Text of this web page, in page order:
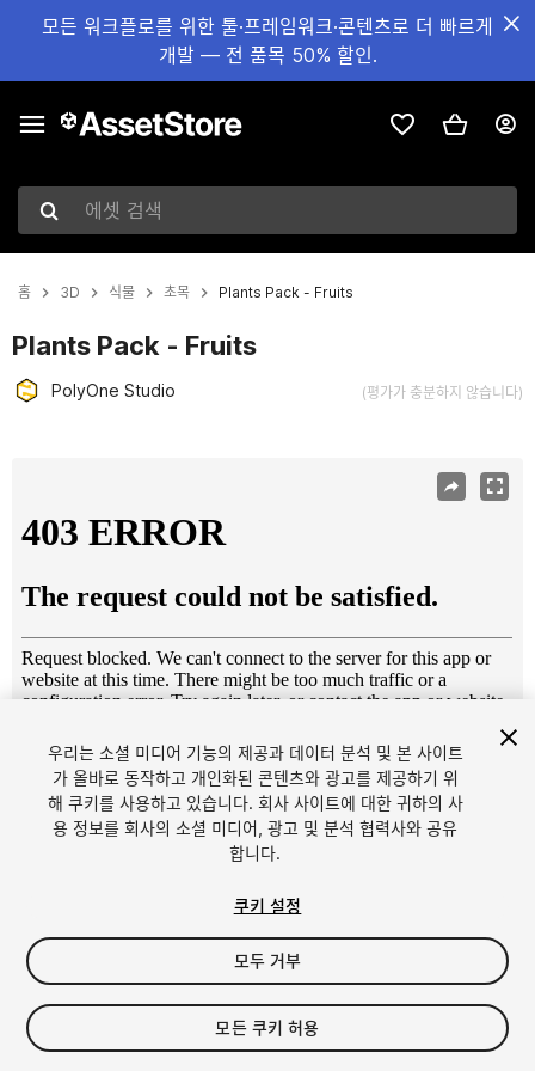
모든 워크플로를 위한 툴·프레임워크·콘텐츠로 더 빠르게
개발 — 전 품목 50% 할인.
에셋 검색
홈 3D 식물 초목 Plants Pack - Fruits
Plants Pack - Fruits
PolyOne Studio (평가가 충분하지 않습니다)
1/12
$14.80
세금/부가세는 결제 시 반영됩니다.
우리는 소셜 미디어 기능의 제공과 데이터 분석 및 본 사이트
가 올바로 동작하고 개인화된 콘텐츠와 광고를 제공하기 위
해 쿠키를 사용하고 있습니다. 회사 사이트에 대한 귀하의 사
용 정보를 회사의 소셜 미디어, 광고 및 분석 협력사와 공유
합니다.
쿠키 설정
모두 거부
모든 쿠키 허용